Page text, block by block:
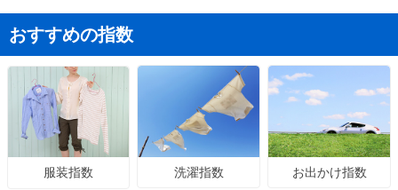
おすすめの指数
服装指数 洗濯指数 お出かけ指数